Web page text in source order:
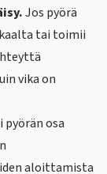
Jos pyörä
tai toimii
vika on
pyörän osa
aloittamista